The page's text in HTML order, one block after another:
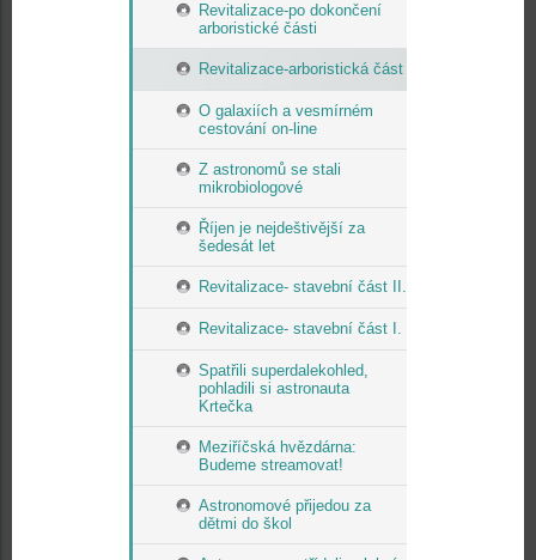
Revitalizace-po dokončení
arboristické části
Revitalizace-arboristická část
O galaxiích a vesmírném
cestování on-line
Z astronomů se stali
mikrobiologové
Říjen je nejdeštivější za
šedesát let
Revitalizace- stavební část II.
Revitalizace- stavební část I.
Spatřili superdalekohled,
pohladili si astronauta
Krtečka
Meziříčská hvězdárna:
Budeme streamovat!
Astronomové přijedou za
dětmi do škol